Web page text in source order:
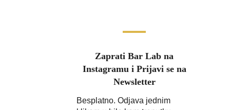
Zaprati Bar Lab na
Instagramu i Prijavi se na
Newsletter
Besplatno. Odjava jednim